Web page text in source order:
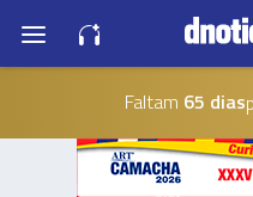
Faltam 65 dias